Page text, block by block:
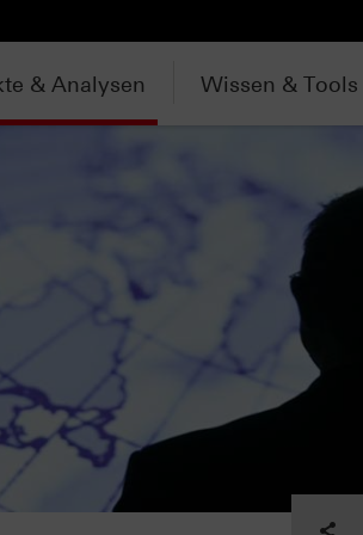
& Analysen Wissen & Tools